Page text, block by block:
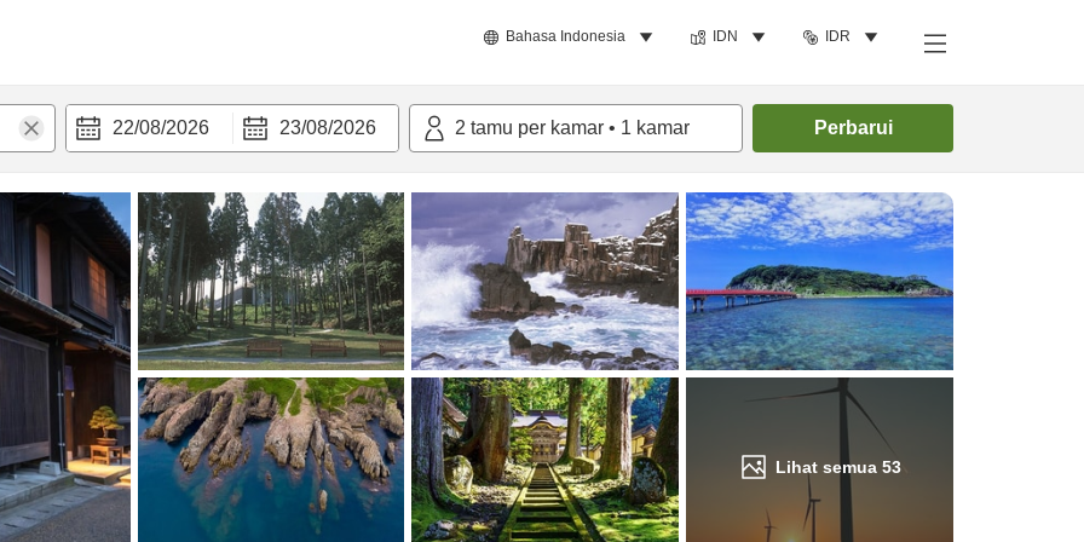
Bahasa Indonesia IDN IDR
22/08/2026 23/08/2026 2 tamu per kamar • 1 kamar Perbarui
Lihat semua 53
Cari kamar